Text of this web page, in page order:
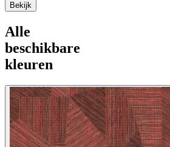
Bekijk
Alle
beschikbare
kleuren